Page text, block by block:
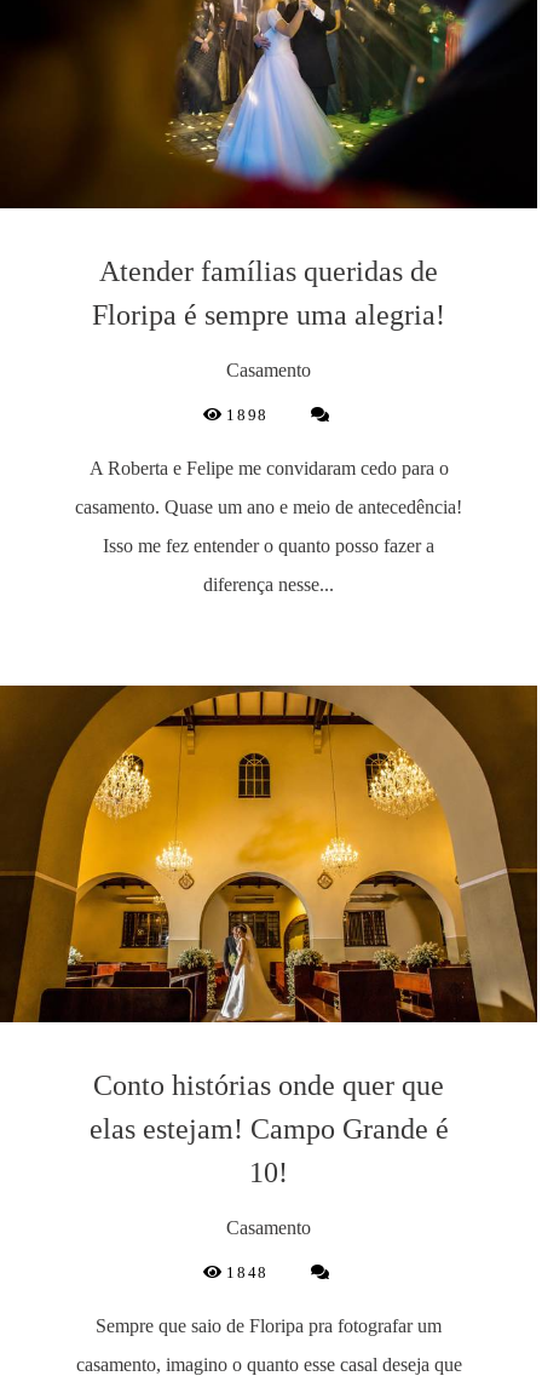
Atender famílias queridas de
Floripa é sempre uma alegria!
Casamento
1898
A Roberta e Felipe me convidaram cedo para o
casamento. Quase um ano e meio de antecedência!
Isso me fez entender o quanto posso fazer a
diferença nesse...
Conto histórias onde quer que
elas estejam! Campo Grande é
10!
Casamento
1848
Sempre que saio de Floripa pra fotografar um
casamento, imagino o quanto esse casal deseja que